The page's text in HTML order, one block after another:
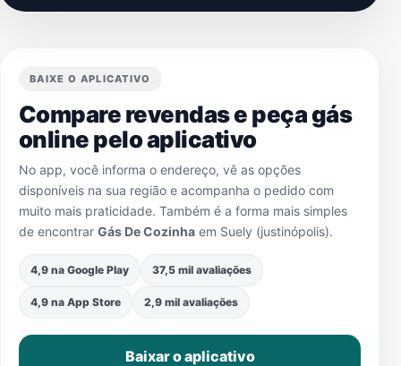
BAIXE O APLICATIVO
Compare revendas e peça gás
online pelo aplicativo
No app, você informa o endereço, vê as opções
disponíveis na sua região e acompanha o pedido com
muito mais praticidade. Também é a forma mais simples
de encontrar Gás De Cozinha em Suely (justinópolis).
4,9 na Google Play 37,5 mil avaliações
4,9 na App Store 2,9 mil avaliações
Baixar o aplicativo